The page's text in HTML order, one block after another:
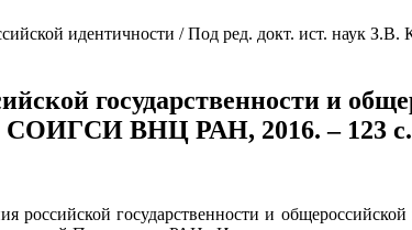
идентичности / Под ред. докт. ист. наук З.В.
государственности и
СОИГСИ ВНЦ РАН, 2016. – 123 с.
российской государственности и